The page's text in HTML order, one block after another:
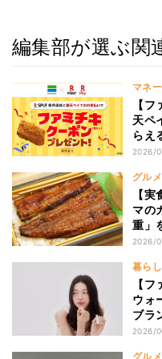
編集部が選ぶ関
マネー
【
天ペ
らえ
2026/
グルメ
【
マの
重」
2026/
暮らし
【
ウォ
ブラ
2026/
グルメ